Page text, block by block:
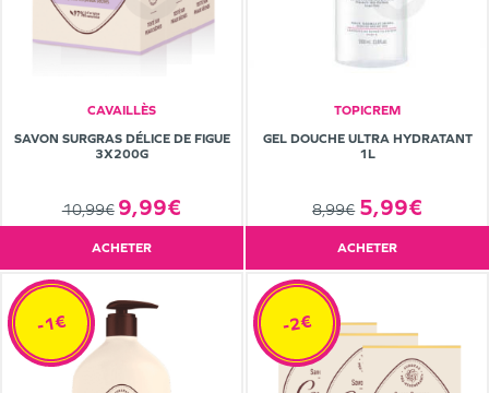
CAVAILLÈS
SAVON SURGRAS DÉLICE DE FIGUE
3X200G
10,99€ 9,99€
ACHETER
TOPICREM
GEL DOUCHE ULTRA HYDRATANT
1L
8,99€ 5,99€
ACHETER
-1€ -2€